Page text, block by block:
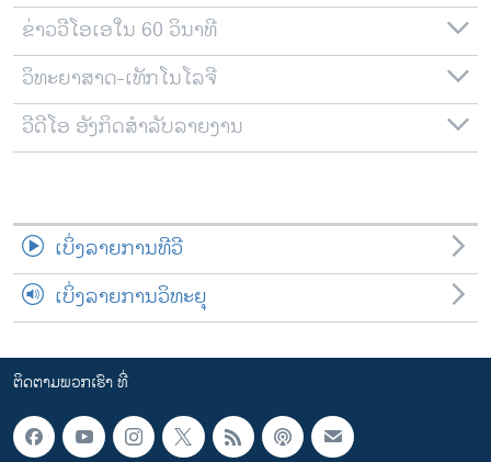
ພາສາຕ່າງໆ
ຂ່າວວີໂອເອໃນ 60 ວິນາທີ
ວິທະຍາສາດ-ເທັກໂນໂລຈີ
ວີດີໂອ ອັງກິດສຳລັບລາຍງານ
ເບິ່ງລາຍການທີວີ
ເບິ່ງລາຍການວິທະຍຸ
ຕິດຕາມພວກເຮົາ ທີ່